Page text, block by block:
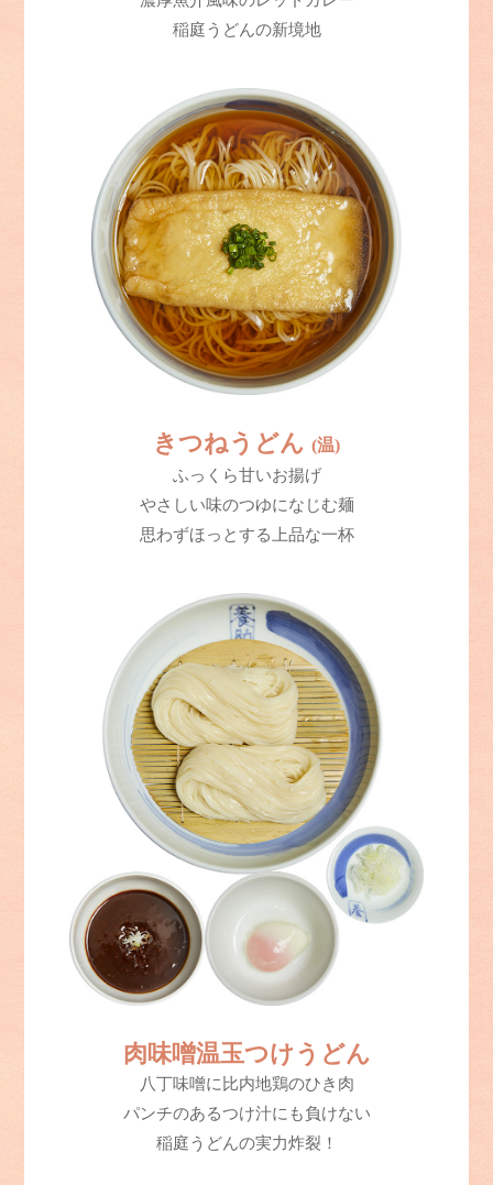
稲庭うどんの新境地
きつねうどん (温)
ふっくら甘いお揚げ
やさしい味のつゆになじむ麺
思わずほっとする上品な一杯
肉味噌温玉つけうどん
八丁味噌に比内地鶏のひき肉
パンチのあるつけ汁にも負けない
稲庭うどんの実力炸裂！